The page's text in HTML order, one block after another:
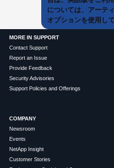
については、アーテ
オプションを使用し
MORE IN SUPPORT
Contact Support
Report an Issue
Provide Feedback
Security Advisories
Support Policies and Offerings
COMPANY
Newsroom
Events
NetApp Insight
Customer Stories